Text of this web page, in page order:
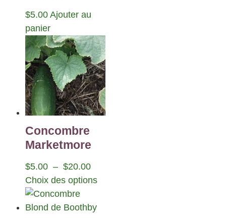
$5.00 Ajouter au
panier
Concombre
Marketmore
$5.00 – $20.00
Choix des options